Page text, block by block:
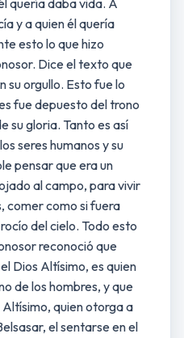
quería daba vida. A
y a quien él quería
esto lo que hizo
Dice el texto que
su orgullo. Esto fue lo
fue depuesto del trono
su gloria. Tanto es así
seres humanos y su
pensar que era un
al campo, para vivir
comer como si fuera
del cielo. Todo esto
reconoció que
Dios Altísimo, es quien
de los hombres, y que
quien otorga a
el sentarse en el